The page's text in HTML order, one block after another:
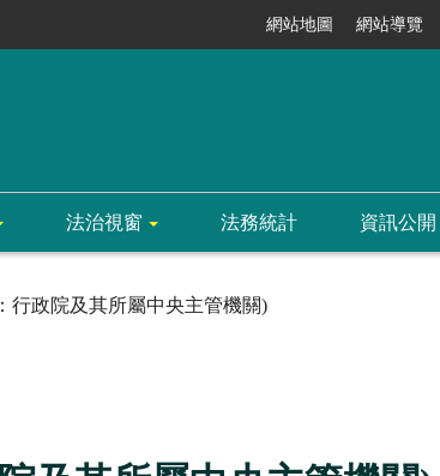
網站地圖 網站導覽
法治視窗 法務統計 資訊公開
行政院及其所屬中央主管機關)